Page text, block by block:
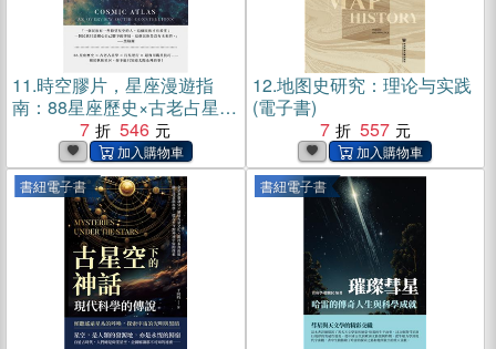
11.時空膠片，星座漫遊指
南：88星座歷史×古老占星學
×行星逆行×超實用觀星技
巧……關於耿耿星河，你不
能只知道太陽系裡的事！(電
子書)
7 546
12.地图史研究：理论与实践
(電子書)
7
557
書紐電子書 書紐電子書